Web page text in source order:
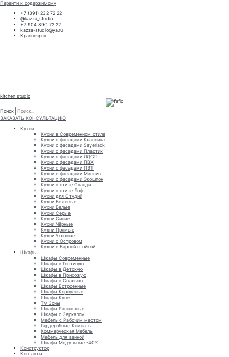
Перейти к содержимому
+7 (391) 232 72 22
@kazza_studio
+7 904 890 72 22
kazza-studio@ya.ru
Красноярск
kitchen studio
Поиск
ЗАКАЗАТЬ КОНСУЛЬТАЦИЮ
Кухни
Кухни в Современном стиле
Кухни с фасадами Классика
Кухни с фасадами Sayerlack
Кухни с фасадами Пластик
Кухни с фасадами ЛДСП
Кухни с фасадами ПВХ
Кухни с фасадами ПЭТ
Кухни с фасадами Массив
Кухни с фасадами Экошпон
Кухни в стиле Сканди
Кухни в стиле Лофт
Кухни для Студий
Кухни Бежевые
Кухни Белые
Кухни Серые
Кухни Синие
Кухни Чёрные
Кухни Прямые
Кухни Угловые
Кухни с Островом
Кухни с Барной стойкой
Шкафы
Шкафы Современные
Шкафы в Гостиную
Шкафы в Детскую
Шкафы в Прихожую
Шкафы в Спальню
Шкафы Встроенные
Шкафы Корпусные
Шкафы Купе
TV Зоны
Шкафы Распашные
Шкафы с Зеркалом
Мебель с Рабочим местом
Гардеробные Комнаты
Коммерческая Мебель
Мебель для ванной
Шкафы Модульные -40%
Конструктор
Контакты